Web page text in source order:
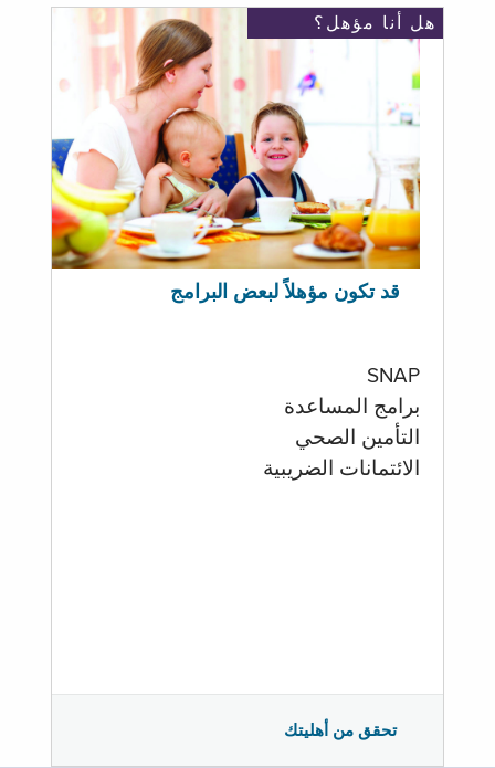
هل أنا مؤهل؟
قد تكون مؤهلاً لبعض البرامج
SNAP
برامج المساعدة
التأمين الصحي
الائتمانات الضريبية
تحقق من أهليتك